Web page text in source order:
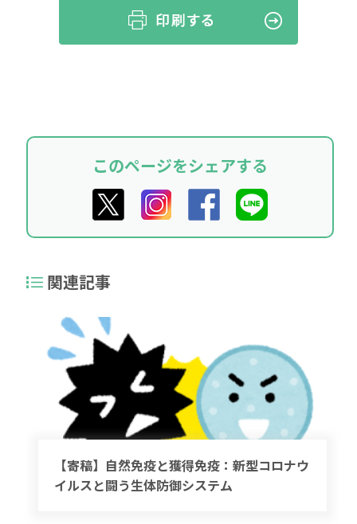
このページをシェアする
関連記事
【寄稿】自然免疫と獲得免疫：新型コロナウ
イルスと闘う生体防御システム